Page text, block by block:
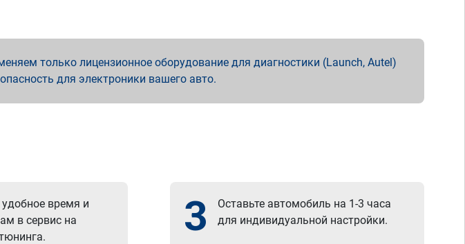
только лицензионное оборудование для диагностики (Launch, Autel)
для электроники вашего авто.
время и
в сервис на
3
Оставьте автомобиль на 1-3 часа
для индивидуальной настройки.